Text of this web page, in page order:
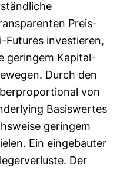
Preis­
Futures investieren,
geringem Kapital­
Durch den
von
Basiswertes
geringem
Ein eingebauter
Der